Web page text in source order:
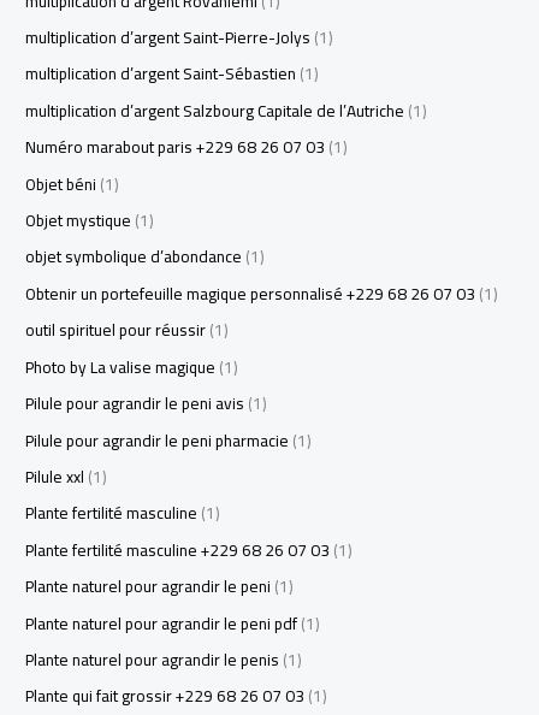
multiplication d’argent Saint-Pierre-Jolys(1)
multiplication d’argent Saint-Sébastien(1)
multiplication d’argent Salzbourg Capitale de l’Autriche(1)
Numéro marabout paris +229 68 26 07 03(1)
Objet béni(1)
Objet mystique(1)
objet symbolique d’abondance(1)
Obtenir un portefeuille magique personnalisé +229 68 26 07 03(1)
outil spirituel pour réussir(1)
Photo by La valise magique(1)
Pilule pour agrandir le peni avis(1)
Pilule pour agrandir le peni pharmacie(1)
Pilule xxl(1)
Plante fertilité masculine(1)
Plante fertilité masculine +229 68 26 07 03(1)
Plante naturel pour agrandir le peni(1)
Plante naturel pour agrandir le peni pdf(1)
Plante naturel pour agrandir le penis(1)
Plante qui fait grossir +229 68 26 07 03(1)